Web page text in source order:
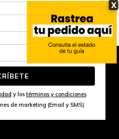
X
y lostérminos y condiciones
de marketing (Email y SMS)